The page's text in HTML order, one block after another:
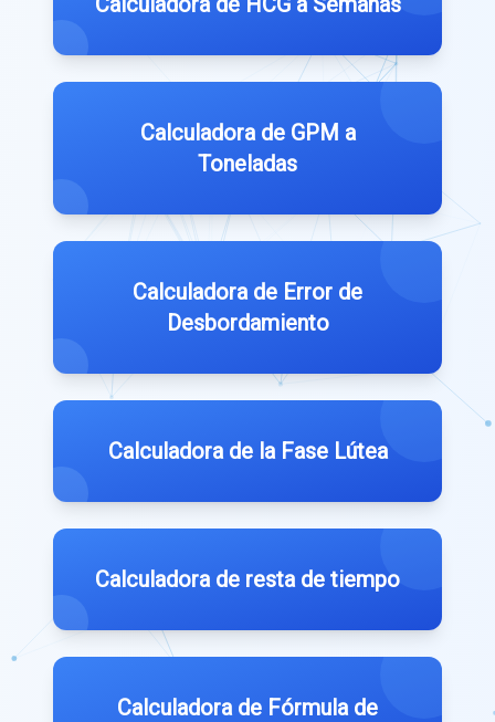
Calculadora de GPM a
Toneladas
Calculadora de Error de
Desbordamiento
Calculadora de la Fase Lútea
Calculadora de resta de tiempo
Calculadora de Fórmula de